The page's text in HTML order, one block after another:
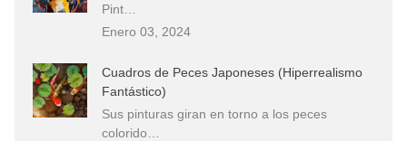
El mundo del arte en pintura surrealista
Pint…
Enero 03, 2024
Cuadros de Peces Japoneses (Hiperrealismo
Fantástico)
Sus pinturas giran en torno a los peces
colorido…